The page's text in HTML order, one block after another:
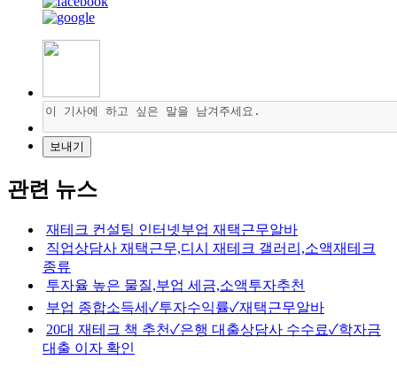
관련 뉴스
재테크 컨설팅 인터넷부업 재택근무알바
직업상담사 재택근무,디시 재테크 갤러리,소액재테크
종류
투자율 높은 물질,부업 세금,소액투자추천
부업 종합소득세✓투자수익률✓재택근무알바
20대 재테크 책 추천✓은행 대출상담사 수수료✓학자금
대출 이자 확인